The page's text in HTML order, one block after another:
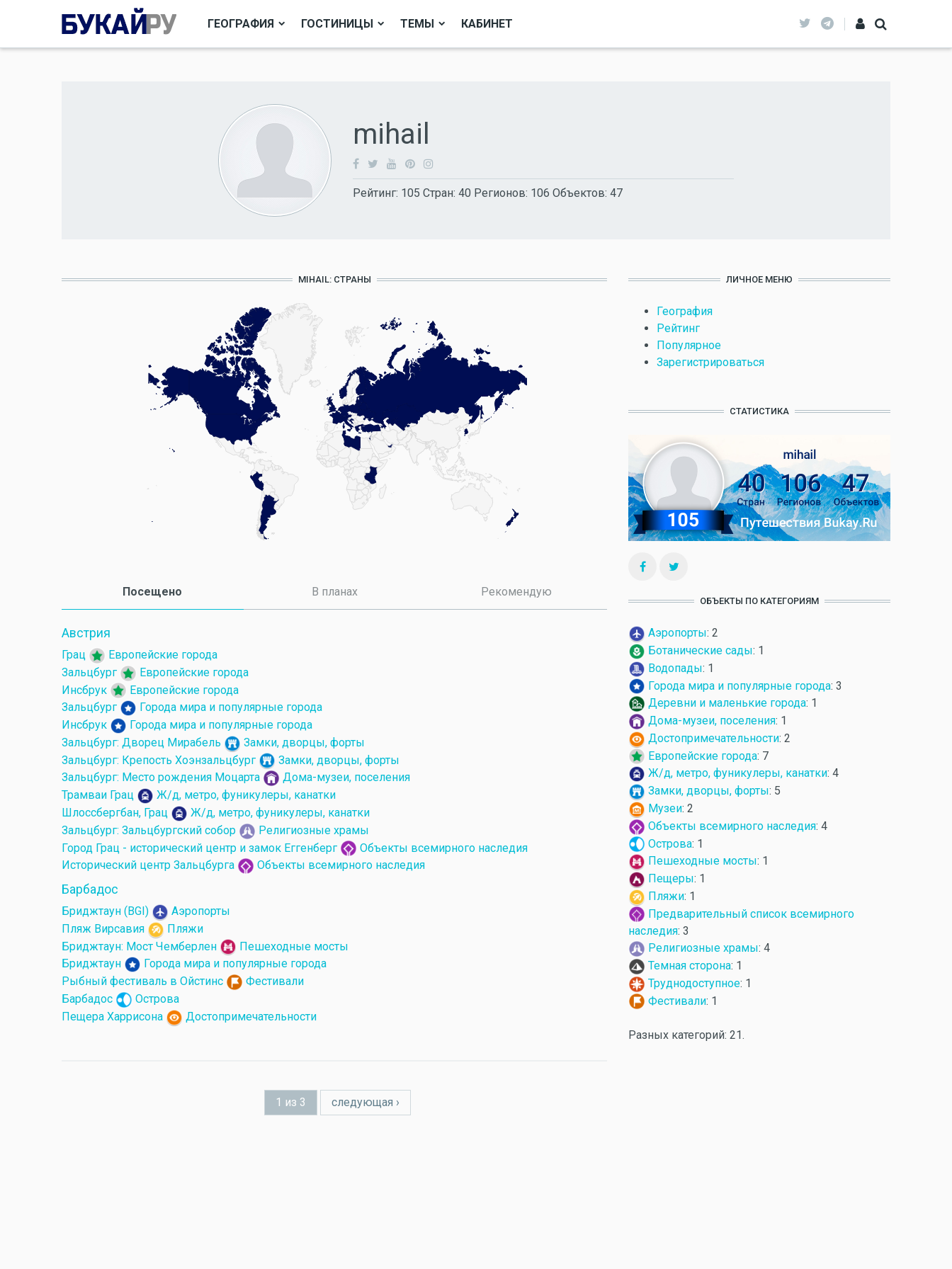
ГЕОГРАФИЯ ГОСТИНИЦЫ ТЕМЫ КАБИНЕТ
mihail
Рейтинг: 105 Стран: 40 Регионов: 106 Объектов: 47
MIHAIL: СТРАНЫ
Посещено В планах Рекомендую
Австрия
Грац
Европейские города
Зальцбург
Европейские города
Инсбрук
Европейские города
Зальцбург
Города мира и популярные города
Инсбрук
Города мира и популярные города
Зальцбург: Дворец Мирабель
Замки, дворцы, форты
Зальцбург: Крепость Хоэнзальцбург
Замки, дворцы, форты
Зальцбург: Место рождения Моцарта
Дома-музеи, поселения
Трамваи Грац
Ж/д, метро, фуникулеры, канатки
Шлоссбергбан, Грац
Ж/д, метро, фуникулеры, канатки
Зальцбург: Зальцбургский собор
Религиозные храмы
Город Грац - исторический центр и замок Еггенберг
Объекты всемирного наследия
Исторический центр Зальцбурга
Объекты всемирного наследия
Барбадос
Бриджтаун (BGI)
Аэропорты
Пляж Вирсавия
Пляжи
Бриджтаун: Мост Чемберлен
Пешеходные мосты
Бриджтаун
Города мира и популярные города
Рыбный фестиваль в Ойстинс
Фестивали
Барбадос
Острова
Пещера Харрисона
Достопримечательности
1 из 3 следующая ›
ЛИЧНОЕ МЕНЮ
География
Рейтинг
Популярное
Зарегистрироваться
СТАТИСТИКА
ОБЪЕКТЫ ПО КАТЕГОРИЯМ
Аэропорты: 2
Ботанические сады: 1
Водопады: 1
Города мира и популярные города: 3
Деревни и маленькие города: 1
Дома-музеи, поселения: 1
Достопримечательности: 2
Европейские города: 7
Ж/д, метро, фуникулеры, канатки: 4
Замки, дворцы, форты: 5
Музеи: 2
Объекты всемирного наследия: 4
Острова: 1
Пешеходные мосты: 1
Пещеры: 1
Пляжи: 1
Предварительный список всемирного
наследия: 3
Религиозные храмы: 4
Темная сторона: 1
Труднодоступное: 1
Фестивали: 1
Разных категорий: 21.